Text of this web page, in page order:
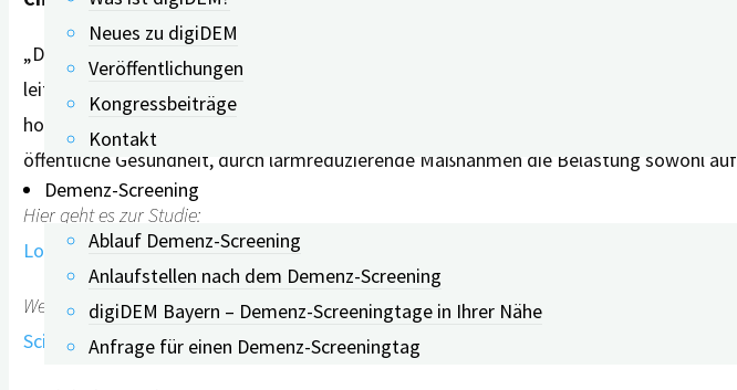
Neues zu digiDEM
Veröffentlichungen
Kongressbeiträge
Kontakt
Demenz-Screening
Ablauf Demenz-Screening
Anlaufstellen nach dem Demenz-Screening
digiDEM Bayern – Demenz-Screeningtage in Ihrer Nähe
Anfrage für einen Demenz-Screeningtag
„Diese Ergebnisse deuten darauf hin, dass in typischen städtischen Gemeinden in
leitende Autorin Sara D. Adar von der University of Michigan School of Public Health
hohen Lärmpegeln in ihren Gemeinden betroffen sind.“ Die Forscher*innen
öffentliche Gesundheit, durch lärmreduzierende Maßnahmen die Belastung sowohl
Hier geht es zur Studie:
Long‐term community noise exposure in relation to dementia, cognition, and
Weitere Informationen zum Thema:
Science Daily: Community noise may affect dementia risk